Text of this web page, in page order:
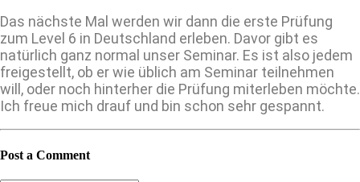
Das nächste Mal werden wir dann die erste Prüfung
zum Level 6 in Deutschland erleben. Davor gibt es
natürlich ganz normal unser Seminar. Es ist also jedem
freigestellt, ob er wie üblich am Seminar teilnehmen
will, oder noch hinterher die Prüfung miterleben möchte.
Ich freue mich drauf und bin schon sehr gespannt.
Post a Comment